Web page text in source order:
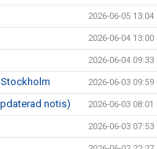
2026-06-05 13:04
2026-06-04 13:00
2026-06-04 09:33
2026-06-03 09:59
notis) 2026-06-03 08:01
2026-06-03 07:53